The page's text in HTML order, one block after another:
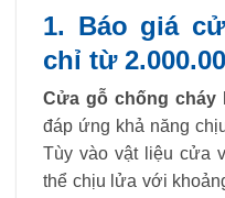
1. Báo giá
chỉ từ
Cửa gỗ chống cháy
đáp ứng khả năng
Tùy vào vật liệu cửa
thể chịu lửa với